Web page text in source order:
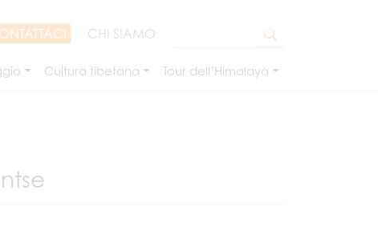
CHI SIAMO
Cultura tibetana Tour dell’Himalaya